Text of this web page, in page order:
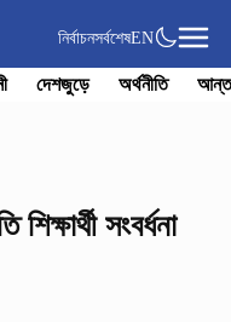
নির্বাচনসর্বশেষEN
দেশজুড়ে অর্থনীতি
সংবর্ধনা